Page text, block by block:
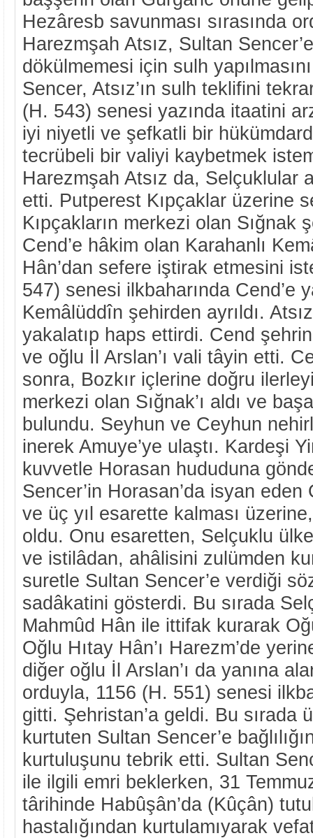
Hezâresb savunması sırasında
Harezmşah Atsız, Sultan
dökülmemesi için sulh
Sencer, Atsız’ın sulh teklifini
(H. 543) senesi yazında itaatini
iyi niyetli ve şefkatli bir
tecrübeli bir valiyi kaybetmek
Harezmşah Atsız da, Selçuklular
etti. Putperest Kıpçaklar üzerine
Kıpçakların merkezi olan Sığnak
Cend’e hâkim olan Karahanlı
Hân’dan sefere iştirak etmesini
547) senesi ilkbaharında Cend’e
Kemâlüddîn şehirden ayrıldı.
yakalatıp haps ettirdi. Cend
ve oğlu İl Arslan’ı vali tâyin etti.
sonra, Bozkır içlerine doğru
merkezi olan Sığnak’ı aldı ve
bulundu. Seyhun ve Ceyhun
inerek Amuye’ye ulaştı. Kardeşi
kuvvetle Horasan hududuna
Sencer’in Horasan’da isyan
ve üç yıl esarette kalması
oldu. Onu esaretten, Selçuklu
ve istilâdan, ahâlisini zulümden
suretle Sultan Sencer’e verdiği
sadâkatini gösterdi. Bu sırada
Mahmûd Hân ile ittifak kurarak
Oğlu Hıtay Hân’ı Harezm’de
diğer oğlu İl Arslan’ı da yanına
orduyla, 1156 (H. 551) senesi
gitti. Şehristan’a geldi. Bu sırada
kurtuten Sultan Sencer’e
kurtuluşunu tebrik etti. Sultan
ile ilgili emri beklerken, 31
târihinde Habûşân’da (Kûçân)
hastalığından kurtulamıyarak